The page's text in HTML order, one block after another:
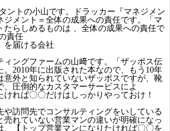
ントの小山です。ドラッカー『マネジメン
ジメント＝全体の成果への責任です。「マ
たらしめるものは 、全体の成果への責任で
責任
を届ける会社
ィングファームの山﨑です。「ザッポス伝
2010年に出版された本なので、もう10年
意外と知られていないザッポスですが、靴
圧倒的なカスタマーサービスによ
れば〇〇だけはしっかりやっておけ！
や訪問先でコンサルティングをいしている
売れていない営業マンの違いが明確になっ
、【トップ営業マンになりたければ〇〇を